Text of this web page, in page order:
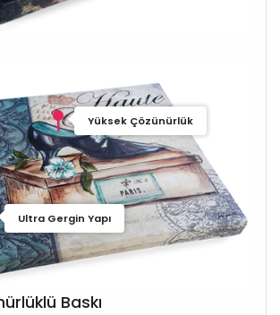
Yüksek Çözünürlük
Ultra Gergin Yapı
Baskı